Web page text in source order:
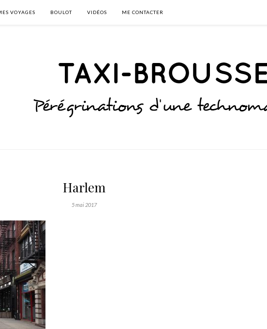
VOYAGES BOULOT VIDÉOS ME CONTACTER
Harlem
5 mai 2017